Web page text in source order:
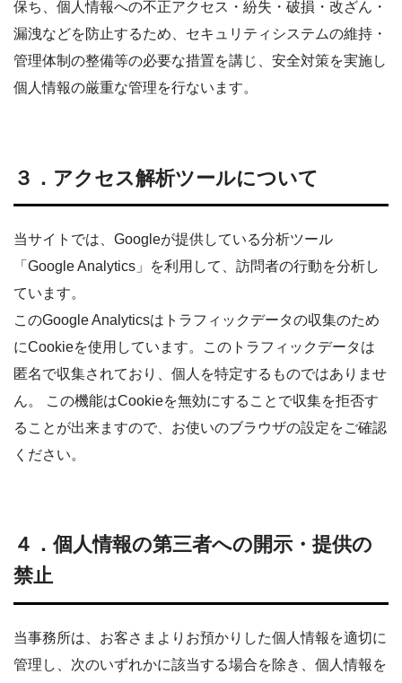
保ち、個人情報への不正アクセス・紛失・破損・改ざん・
漏洩などを防止するため、セキュリティシステムの維持・
管理体制の整備等の必要な措置を講じ、安全対策を実施し
個人情報の厳重な管理を行ないます。
３．アクセス解析ツールについて
当サイトでは、Googleが提供している分析ツール
「Google Analytics」を利用して、訪問者の行動を分析し
ています。
このGoogle Analyticsはトラフィックデータの収集のため
にCookieを使用しています。このトラフィックデータは
匿名で収集されており、個人を特定するものではありませ
ん。 この機能はCookieを無効にすることで収集を拒否す
ることが出来ますので、お使いのブラウザの設定をご確認
ください。
４．個人情報の第三者への開示・提供の
禁止
当事務所は、お客さまよりお預かりした個人情報を適切に
管理し、次のいずれかに該当する場合を除き、個人情報を